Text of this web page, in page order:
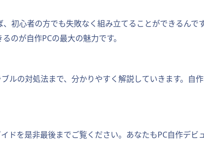
初心者の方でも失敗なく組み立てることができるんで
のが自作PCの最大の魅力です。
ルの対処法まで、分かりやすく解説していきます。自
を是非最後までご覧ください。あなたもPC自作デビ